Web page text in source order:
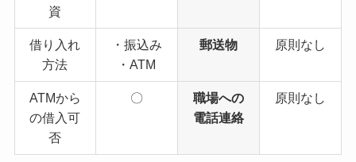
資
借り入れ
方法
・振込み
・ATM
郵送物 原則なし
ATMから
の借入可
否
〇
職場への
電話連絡
原則なし